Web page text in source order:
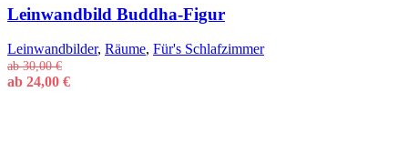
Leinwandbild Buddha-Figur
Leinwandbilder, Räume, Für's Schlafzimmer
ab30,00€
ab 24,00 €